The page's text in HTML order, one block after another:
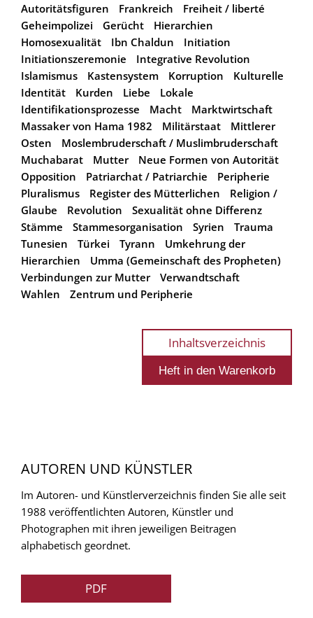
Autoritätsfiguren
Frankreich
Freiheit / liberté
Geheimpolizei
Gerücht
Hierarchien
Homosexualität
Ibn Chaldun
Initiation
Initiationszeremonie
Integrative Revolution
Islamismus
Kastensystem Korruption
Kulturelle
Identität
Kurden Liebe
Lokale
Identifikationsprozesse
Macht
Marktwirtschaft
Massaker von Hama 1982
Militärstaat
Mittlerer
Osten
Moslembruderschaft / Muslimbruderschaft
Muchabarat
Mutter
Neue Formen von Autorität
Opposition
Patriarchat / Patriarchie
Peripherie
Pluralismus
Register des Mütterlichen
Religion /
Glaube
Revolution
Sexualität ohne Differenz
Stämme
Stammesorganisation Syrien
Trauma
Tunesien
Türkei Tyrann
Umkehrung der
Hierarchien
Umma (Gemeinschaft des Propheten)
Verbindungen zur Mutter
Verwandtschaft
Wahlen
Zentrum und Peripherie
Inhaltsverzeichnis
AUTOREN UND KÜNSTLER
Im Autoren- und Künstlerverzeichnis finden Sie alle seit
1988 veröffentlichten Autoren, Künstler und
Photographen mit ihren jeweiligen Beitragen
alphabetisch geordnet.
PDF